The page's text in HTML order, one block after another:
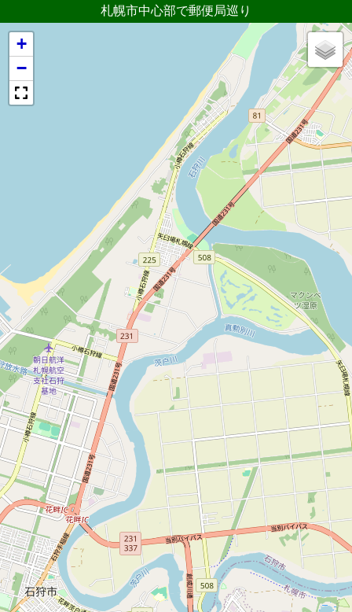
札幌市中心部で郵便局巡り
+
−